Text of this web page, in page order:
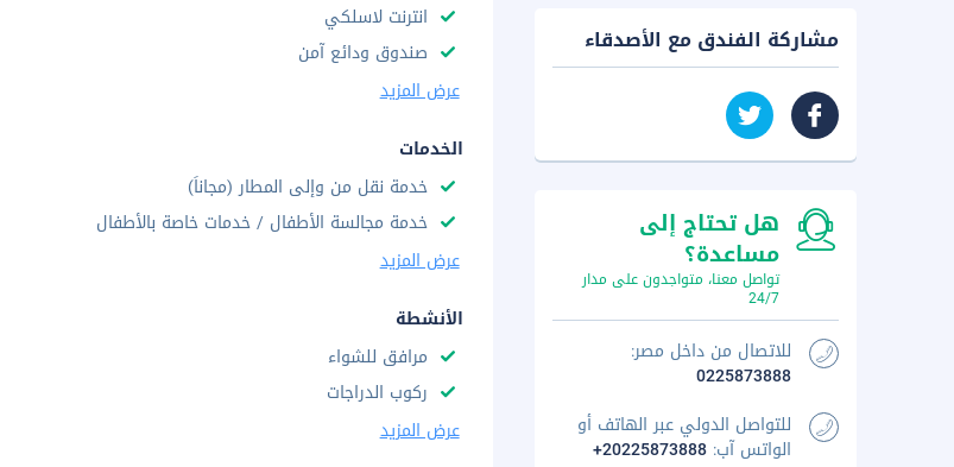
انترنت لاسلكي
صندوق ودائع آمن
عرض المزيد
الخدمات
خدمة نقل من وإلى المطار (مجاناً)
خدمة مجالسة الأطفال / خدمات خاصة بالأطفال
عرض المزيد
الأنشطة
مرافق للشواء
ركوب الدراجات
عرض المزيد
مشاركة الفندق مع الأصدقاء
هل تحتاج إلى
مساعدة؟
تواصل معنا، متواجدون على مدار
24/7
للاتصال من داخل مصر:
0225873888
للتواصل الدولي عبر الهاتف أو
الواتس آب: +20225873888